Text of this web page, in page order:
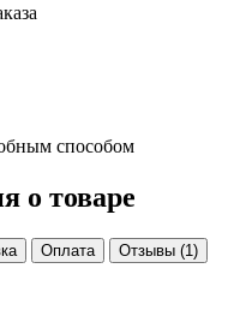
способом
о товаре
Оплата
Отзывы (1)